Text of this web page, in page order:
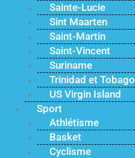
Sainte-Lucie
Sint Maarten
Saint-Martin
Saint-Vincent
Suriname
Trinidad et Tobago
US Virgin Island
Sport
Athlétisme
Basket
Cyclisme